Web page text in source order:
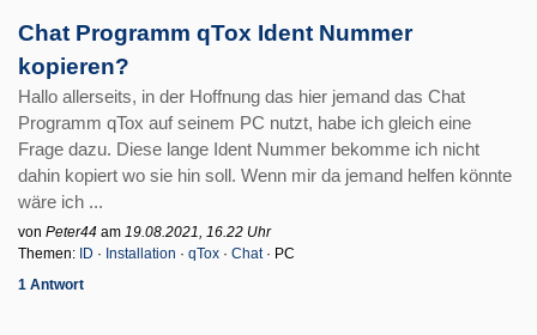
Chat Programm qTox Ident Nummer
kopieren?
Hallo allerseits, in der Hoffnung das hier jemand das Chat
Programm qTox auf seinem PC nutzt, habe ich gleich eine
Frage dazu. Diese lange Ident Nummer bekomme ich nicht
dahin kopiert wo sie hin soll. Wenn mir da jemand helfen könnte
wäre ich ...
von Peter44 am 19.08.2021, 16.22 Uhr
Themen: ID · Installation · qTox · Chat· PC
1 Antwort